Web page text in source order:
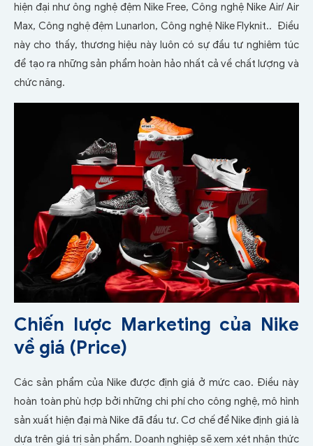
hiện đại như ông nghệ đệm Nike Free, Công nghệ Nike Air/ Air
Max, Công nghệ đệm Lunarlon, Công nghệ Nike Flyknit.. Điều
này cho thấy, thương hiệu này luôn có sự đầu tư nghiêm túc
để tạo ra những sản phẩm hoàn hảo nhất cả về chất lượng và
chức năng.
Chiến lược Marketing của Nike
về giá (Price)
Các sản phẩm của Nike được định giá ở mức cao. Điều này
hoàn toàn phù hợp bởi những chi phí cho công nghệ, mô hình
sản xuất hiện đại mà Nike đã đầu tư. Cơ chế để Nike định giá là
dựa trên giá trị sản phẩm. Doanh nghiệp sẽ xem xét nhận thức